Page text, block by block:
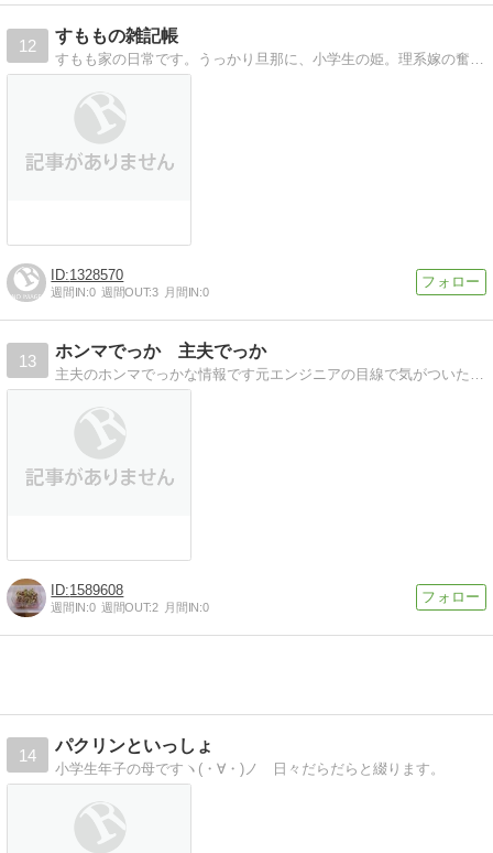
12
すももの雑記帳
1328570
週間IN:0 週間OUT:3 月間IN:0
13
ホンマでっか 主夫でっか
1589608
週間IN:0 週間OUT:2 月間IN:0
14
パクリンといっしょ
小学生年子の母ですヽ(・∀・)ノ 日々だらだらと綴ります。